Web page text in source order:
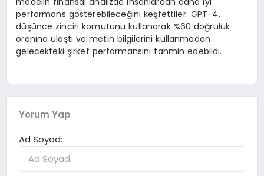
performans gösterebileceğini keşfettiler. GPT-4,
düşünce zinciri komutunu kullanarak %60 doğruluk
oranına ulaştı ve metin bilgilerini kullanmadan
gelecekteki şirket performansını tahmin edebildi.
Yorum Yap
Ad Soyad: